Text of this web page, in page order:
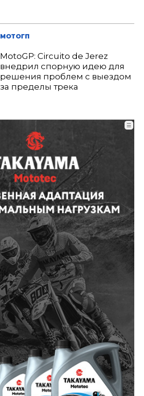
МОТОГП
MotoGP: Circuito de Jerez
внедрил спорную идею для
решения проблем с выездом
за пределы трека
☰